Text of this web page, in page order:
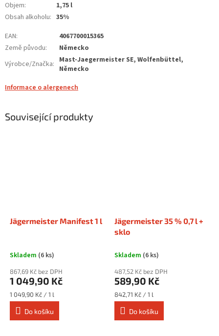
Objem:
1,75 l
Obsah alkoholu: 35%
EAN:
4067700015365
Země původu:
Německo
Výrobce/Značka: Mast-Jaegermeister SE, Wolfenbüttel,
Německo
Informace o alergenech
Související produkty
Jägermeister Manifest 1 l
Skladem (6 ks)
867,69 Kč bez DPH
1 049,90 Kč
Měrná
cena:
1 049,90 Kč / 1 l
Do košíku
Jägermeister 35 % 0,7 l +
sklo
Skladem (6 ks)
487,52 Kč bez DPH
589,90 Kč
Měrná
cena:
842,71 Kč / 1 l
Do košíku